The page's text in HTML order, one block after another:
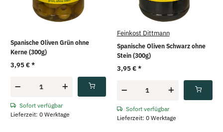
Spanische Oliven Grün ohne
Kerne (300g)
3,95 €*
Sofort verfügbar
Lieferzeit: 0 Werktage
Feinkost Dittmann
Spanische Oliven Schwarz ohne
Stein (300g)
3,95 €*
Sofort verfügbar
Lieferzeit: 0 Werktage